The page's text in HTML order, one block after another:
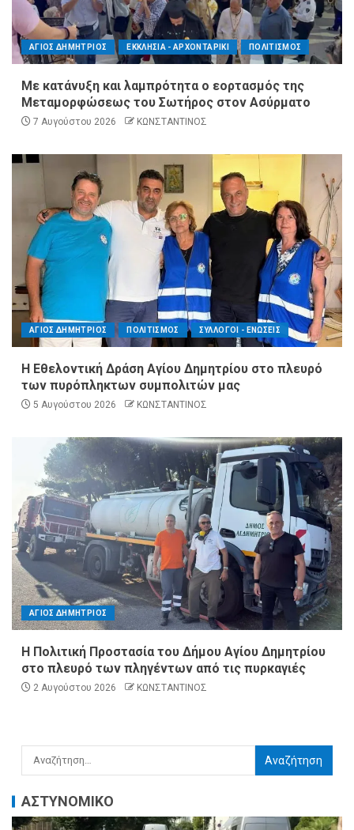
ΑΓΙΟΣ ΔΗΜΗΤΡΙΟΣ ΕΚΚΛΗΣΙΑ - ΑΡΧΟΝΤΑΡΙΚΙ ΠΟΛΙΤΙΣΜΟΣ
Με κατάνυξη και λαμπρότητα ο εορτασμός της
Μεταμορφώσεως του Σωτήρος στον Ασύρματο
7 Αυγούστου 2026 ΚΩΝΣΤΑΝΤΙΝΟΣ
ΑΓΙΟΣ ΔΗΜΗΤΡΙΟΣ ΠΟΛΙΤΙΣΜΟΣ ΣΥΛΛΟΓΟΙ - ΕΝΩΣΕΙΣ
Η Εθελοντική Δράση Αγίου Δημητρίου στο πλευρό
των πυρόπληκτων συμπολιτών μας
5 Αυγούστου 2026 ΚΩΝΣΤΑΝΤΙΝΟΣ
ΑΓΙΟΣ ΔΗΜΗΤΡΙΟΣ
Η Πολιτική Προστασία του Δήμου Αγίου Δημητρίου
στο πλευρό των πληγέντων από τις πυρκαγιές
2 Αυγούστου 2026 ΚΩΝΣΤΑΝΤΙΝΟΣ
ΑΣΤΥΝΟΜΙΚΟ